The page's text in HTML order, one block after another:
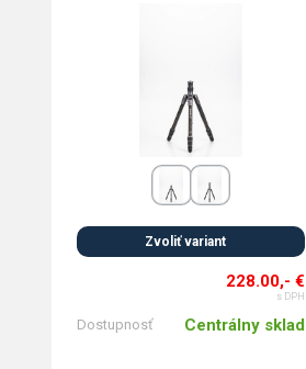
Zvoliť variant
228.00,- €
s DPH
Dostupnosť Centrálny sklad